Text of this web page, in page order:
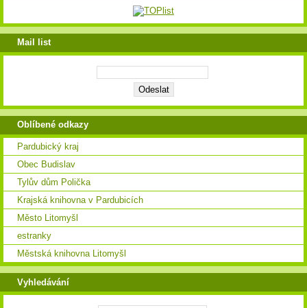
Mail list
Oblíbené odkazy
Pardubický kraj
Obec Budislav
Tylův dům Polička
Krajská knihovna v Pardubicích
Město Litomyšl
estranky
Městská knihovna Litomyšl
Vyhledávání